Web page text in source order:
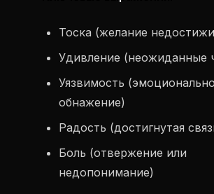
Тоска (желание
Удивление (неожиданные
Уязвимость
обнажение)
Радость (достигнутая
Боль (отвержение или
недопонимание)